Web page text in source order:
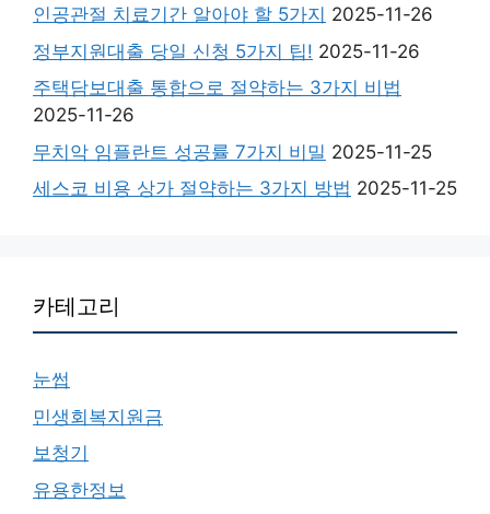
인공관절 치료기간 알아야 할 5가지 2025-11-26
정부지원대출 당일 신청 5가지 팁! 2025-11-26
주택담보대출 통합으로 절약하는 3가지 비법
2025-11-26
무치악 임플란트 성공률 7가지 비밀 2025-11-25
세스코 비용 상가 절약하는 3가지 방법 2025-11-25
카테고리
눈썹
민생회복지원금
보청기
유용한정보